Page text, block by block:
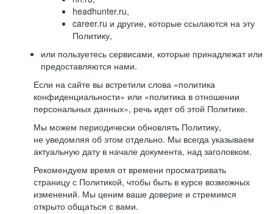
headhunter.ru,
career.ru и другие, которые ссылаются на эту
Политику,
или пользуетесь сервисами, которые принадлежат или
предоставляются нами.
Если на сайте вы встретили слова «политика
конфиденциальности» или «политика в отношении
персональных данных», речь идет об этой Политике.
Мы можем периодически обновлять Политику,
не уведомляя об этом отдельно. Мы всегда указываем
актуальную дату в начале документа, над заголовком.
Рекомендуем время от времени просматривать
страницу с Политикой, чтобы быть в курсе возможных
изменений. Мы ценим ваше доверие и стремимся
открыто общаться с вами.